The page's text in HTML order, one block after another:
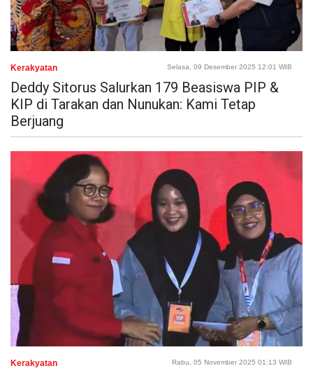
Kerakyatan Selasa, 09 Desember 2025 12:01 WIB
Deddy Sitorus Salurkan 179 Beasiswa PIP &
KIP di Tarakan dan Nunukan: Kami Tetap
Berjuang
Kerakyatan Rabu, 05 November 2025 01:13 WIB